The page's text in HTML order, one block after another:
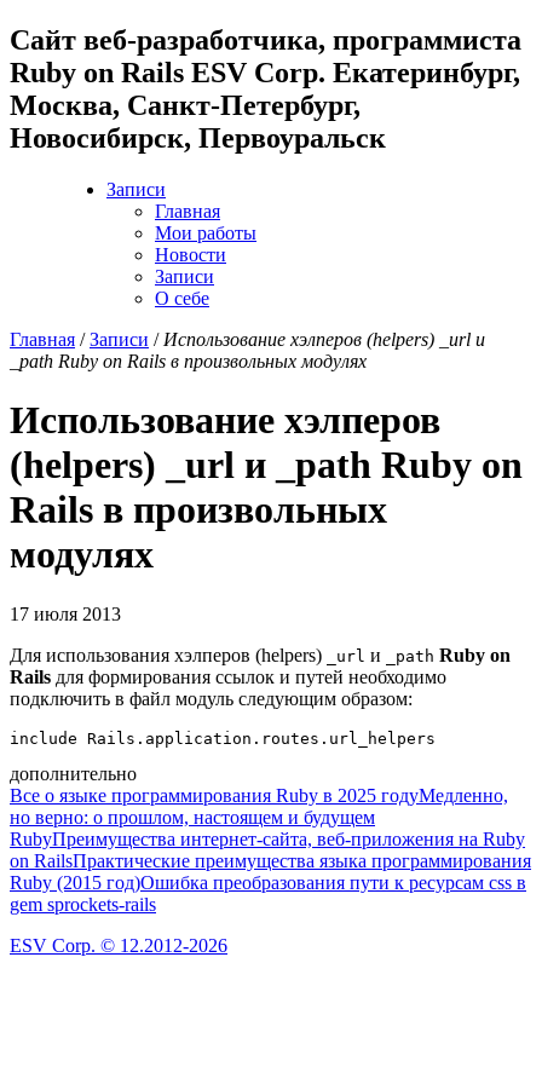
Cайт веб-разработчика, программиста
Ruby on Rails ESV Corp. Екатеринбург,
Москва, Санкт-Петербург,
Новосибирск, Первоуральск
Записи
Главная
Мои работы
Новости
Записи
О себе
Главная /Записи / Использование хэлперов (helpers) _url и
_path Ruby on Rails в произвольных модулях
Использование хэлперов
(helpers) _url и _path Ruby on
Rails в произвольных
модулях
17 июля 2013
Для использования хэлперов (helpers)
_url и _path Ruby on
Rails для формирования ссылок и путей необходимо
подключить в файл модуль следующим образом:
дополнительно
Все о языке программирования Ruby в 2025 годуМедленно,
но верно: о прошлом, настоящем и будущем
RubyПреимущества интернет-сайта, веб-приложения на Ruby
on RailsПрактические преимущества языка программирования
Ruby (2015 год)Ошибка преобразования пути к ресурсам css в
gem sprockets-rails
ESV Corp. © 12.2012-2026